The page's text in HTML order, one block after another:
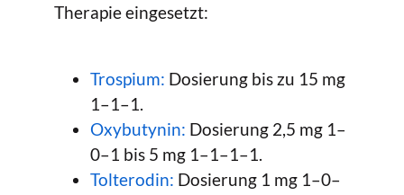
Therapie eingesetzt:
Trospium: Dosierung bis zu 15 mg
1–1–1.
Oxybutynin: Dosierung 2,5 mg 1–
0–1 bis 5 mg 1–1–1–1.
Tolterodin: Dosierung 1 mg 1–0–